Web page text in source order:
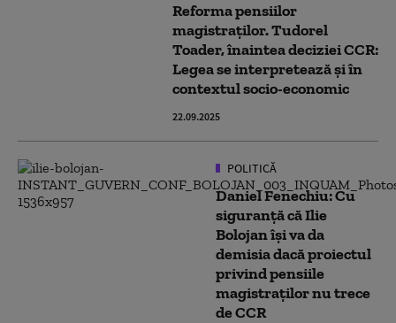
Reforma pensiilor
magistraților. Tudorel
Toader, înaintea deciziei CCR:
Legea se interpretează și în
contextul socio-economic
22.09.2025
POLITICĂ
Daniel Fenechiu: Cu
siguranță că Ilie
Bolojan își va da
demisia dacă proiectul
privind pensiile
magistraților nu trece
de CCR